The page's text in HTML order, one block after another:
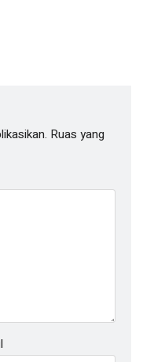
Ruas yang